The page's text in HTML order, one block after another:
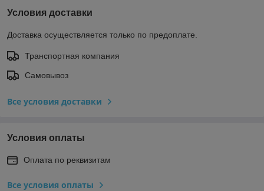
Условия доставки
Доставка осуществляется только по предоплате.
Транспортная компания
Самовывоз
Все условия доставки
Условия оплаты
Оплата по реквизитам
Все условия оплаты